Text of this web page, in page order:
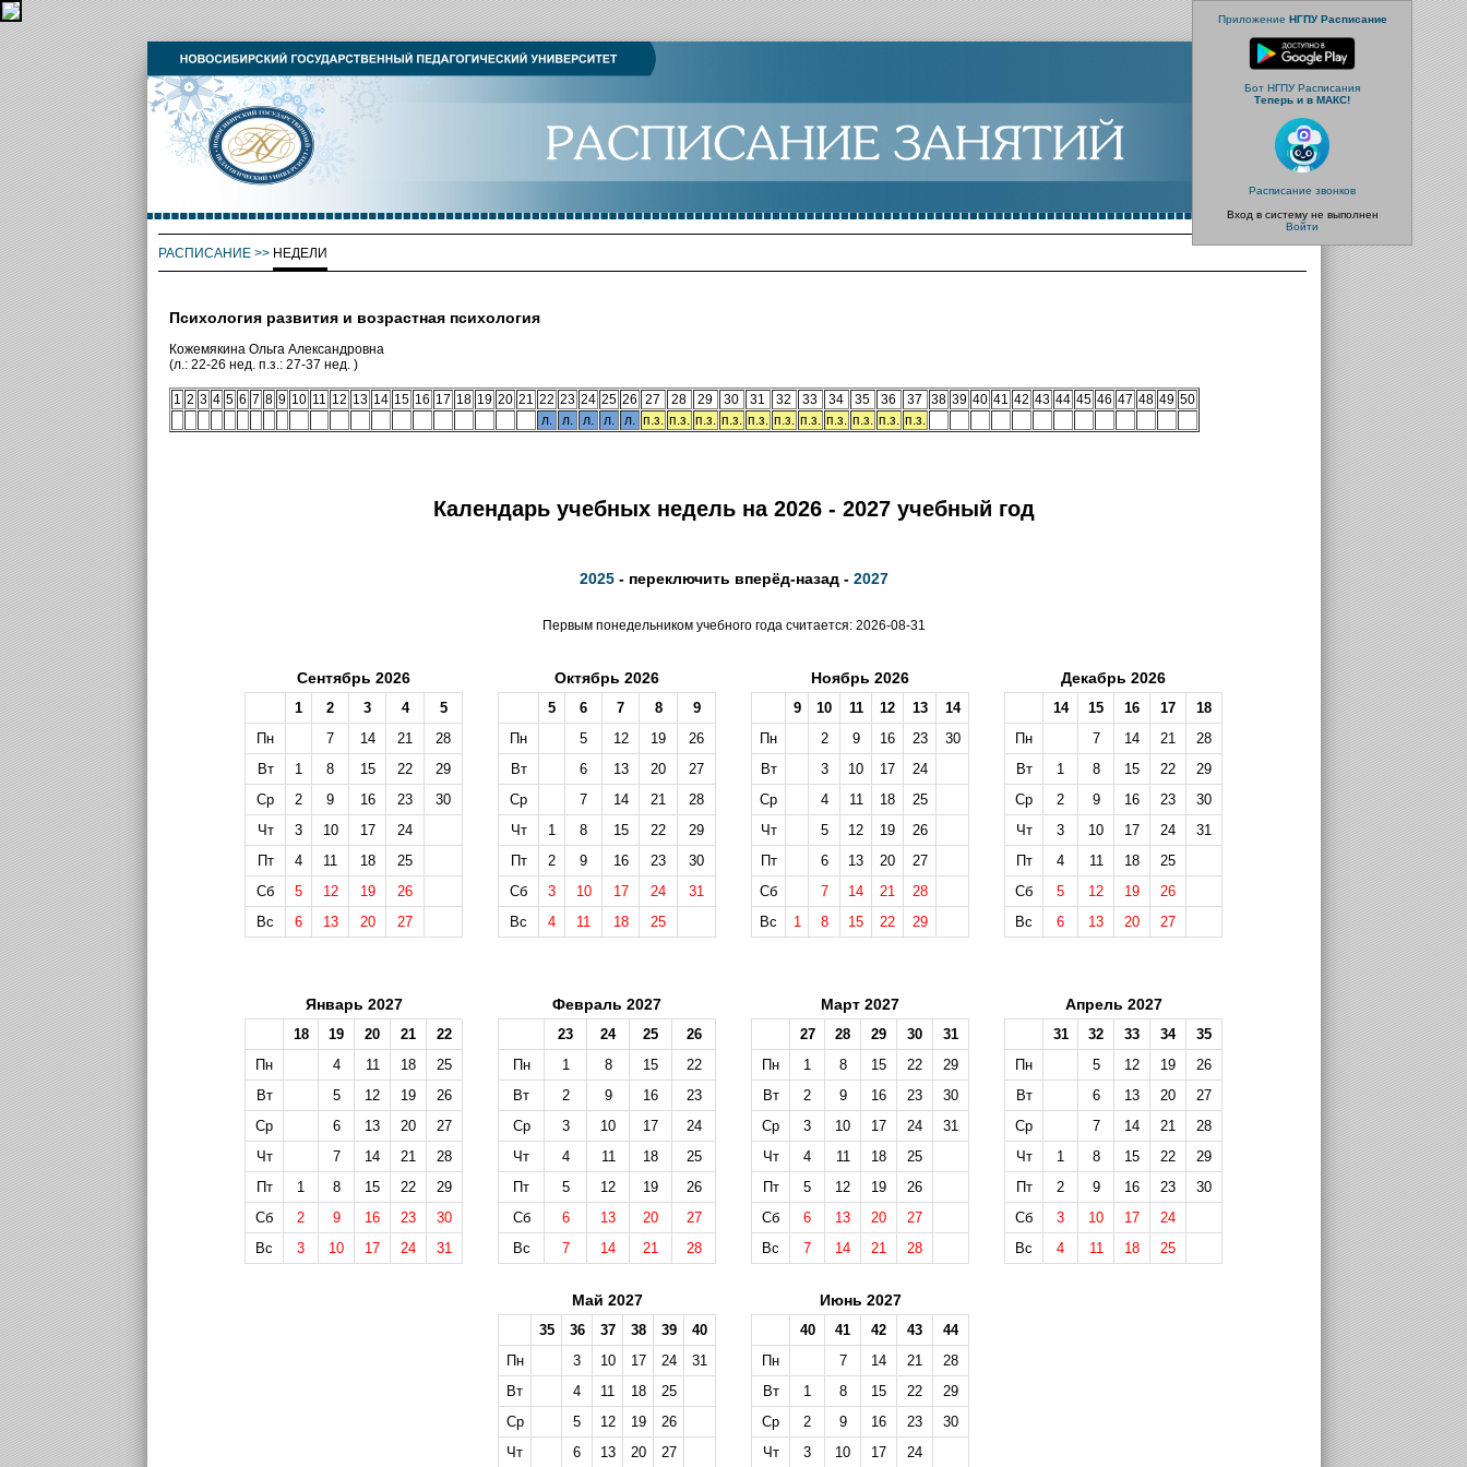
Приложение НГПУ Расписание
Бот НГПУ Расписания
Теперь и в МАКС!
Расписание звонков
Вход в систему не выполнен
Войти
РАСПИСАНИЕ>> НЕДЕЛИ
Психология развития и возрастная психология
Кожемякина Ольга Александровна
(л.: 22-26 нед. п.з.: 27-37 нед. )
1 2 3 4 5 6 7 8 9 10 11 12 13 14 15 16 17 18 19 20 21 22 23 24 25 26 27 28 29 30 31 32 33 34 35 36 37 38 39 40 41 42 43 44 45 46 47 48 49 50
л.
л. л. л. л. п.з. п.з. п.з. п.з. п.з. п.з. п.з. п.з. п.з. п.з. п.з.
Календарь учебных недель на 2026 - 2027 учебный год
2025- переключить вперёд-назад - 2027
Первым понедельником учебного года считается: 2026-08-31
Сентябрь 2026
1 2 3 4
5
Пн
7 14 21
28
Вт
1 8 15 22
29
Ср
2 9 16 23
30
Чт
3 10 17
24
Пт
4 11 18
25
Сб
5 12 19
26
Вс
6 13 20 27
Октябрь 2026
5 6 7 8
9
Пн
5 12 19
26
Вт
6 13 20
27
Ср
7 14 21
28
Чт
1 8 15 22
29
Пт
2 9 16 23
30
Сб
3 10 17 24
31
Вс
4 11 18 25
Ноябрь 2026
9 10 11 12 13
14
Пн
2 9 16 23
30
Вт
3 10 17
24
Ср
4 11 18
25
Чт
5 12 19
26
Пт
6 13 20
27
Сб
7 14 21
28
Вс
1 8 15 22 29
Декабрь 2026
14 15 16 17
18
Пн
7 14 21
28
Вт
1 8 15 22
29
Ср
2 9 16 23
30
Чт
3 10 17 24
31
Пт
4 11 18
25
Сб
5 12 19
26
Вс
6 13 20 27
Январь 2027
18 19 20 21
22
Пн
4 11 18
25
Вт
5 12 19
26
Ср
6 13 20
27
Чт
7 14 21
28
Пт
1 8 15 22
29
Сб
2 9 16 23
30
Вс
3 10 17 24 31
Февраль 2027
23 24 25
26
Пн
1 8 15
22
Вт
2 9 16
23
Ср
3 10 17
24
Чт
4 11 18
25
Пт
5 12 19
26
Сб
6 13 20
27
Вс
7 14 21 28
Март 2027
27 28 29 30
31
Пн
1 8 15 22
29
Вт
2 9 16 23
30
Ср
3 10 17 24
31
Чт
4 11 18
25
Пт
5 12 19
26
Сб
6 13 20
27
Вс
7 14 21 28
Апрель 2027
31 32 33 34
35
Пн
5 12 19
26
Вт
6 13 20
27
Ср
7 14 21
28
Чт
1 8 15 22
29
Пт
2 9 16 23
30
Сб
3 10 17
24
Вс
4 11 18 25
Май 2027
35 36 37 38 39
40
Пн
3 10 17 24
31
Вт
4 11 18
25
Ср
5 12 19
26
Чт
6 13 20 27
Июнь 2027
40 41 42 43
44
Пн
7 14 21
28
Вт
1 8 15 22
29
Ср
2 9 16 23
30
Чт
3 10 17 24